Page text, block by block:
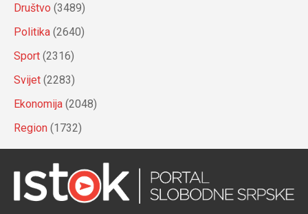
Društvo (3489)
Politika (2640)
Sport (2316)
Svijet (2283)
Ekonomija (2048)
Region (1732)